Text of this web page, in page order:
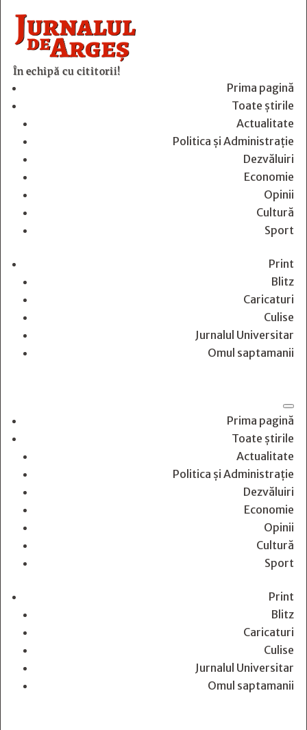
În echipă cu cititorii!
Prima pagină
Toate știrile
Actualitate
Politica și Administrație
Dezvăluiri
Economie
Opinii
Cultură
Sport
Print
Blitz
Caricaturi
Culise
Jurnalul Universitar
Omul saptamanii
Prima pagină
Toate știrile
Actualitate
Politica și Administrație
Dezvăluiri
Economie
Opinii
Cultură
Sport
Print
Blitz
Caricaturi
Culise
Jurnalul Universitar
Omul saptamanii